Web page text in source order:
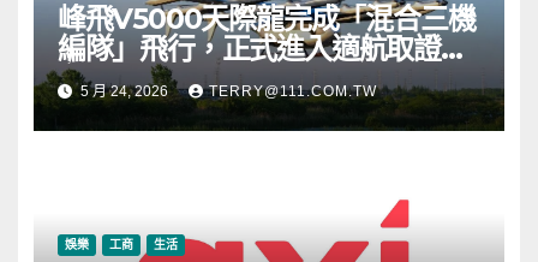
峰飛V5000天際龍完成「混合三機
編隊」飛行，正式進入適航取證階
段5 月 24, 2026 TERRY@111.COM.TW
娛樂 工商 生活